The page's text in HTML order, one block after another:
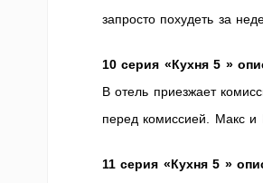
запросто похудеть за
10 серия «Кухня 5 »
В отель приезжает
перед комиссией. Макс и
11 серия «Кухня 5 »